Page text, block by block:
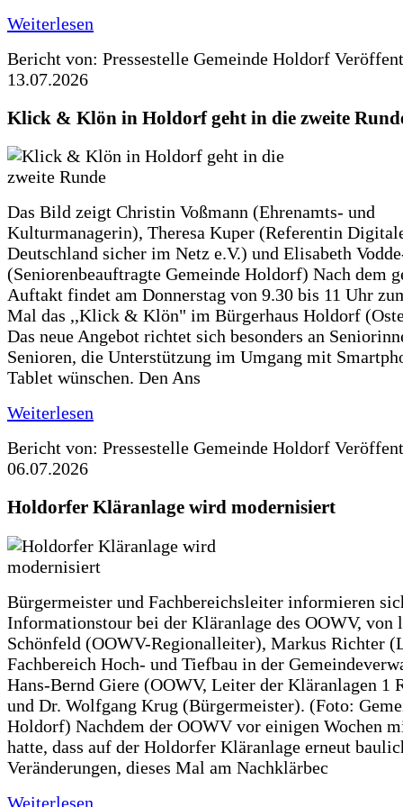
Weiterlesen
Bericht von: Pressestelle Gemeinde Holdorf
13.07.2026
Klick & Klön in Holdorf geht in die zweite
Das Bild zeigt Christin Voßmann (Ehrenamts- und
Kulturmanagerin), Theresa Kuper (Referentin
Deutschland sicher im Netz e.V.) und Elisabeth
(Seniorenbeauftragte Gemeinde Holdorf) Nach dem
Auftakt findet am Donnerstag von 9.30 bis 11 Uhr
Mal das ,,Klick & Klön" im Bürgerhaus Holdorf
Das neue Angebot richtet sich besonders an
Senioren, die Unterstützung im Umgang mit
Tablet wünschen. Den Ans
Weiterlesen
Bericht von: Pressestelle Gemeinde Holdorf
06.07.2026
Holdorfer Kläranlage wird modernisiert
Bürgermeister und Fachbereichsleiter informieren
Informationstour bei der Kläranlage des OOWV, von
Schönfeld (OOWV-Regionalleiter), Markus Richter
Fachbereich Hoch- und Tiefbau in der
Hans-Bernd Giere (OOWV, Leiter der Kläranlagen 1
und Dr. Wolfgang Krug (Bürgermeister). (Foto:
Holdorf) Nachdem der OOWV vor einigen Wochen
hatte, dass auf der Holdorfer Kläranlage erneut
Veränderungen, dieses Mal am Nachklärbec
Weiterlesen